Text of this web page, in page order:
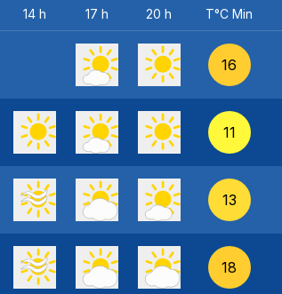
14 h 17 h 20 h T°C Min
16
11
13
18